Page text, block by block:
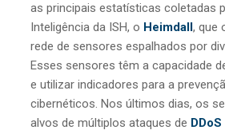
as principais estatísticas coletadas
Inteligência da ISH, o Heimdall, que
rede de sensores espalhados por
Esses sensores têm a capacidade
e utilizar indicadores para a
cibernéticos. Nos últimos dias, os
alvos de múltiplos ataques de DDoS